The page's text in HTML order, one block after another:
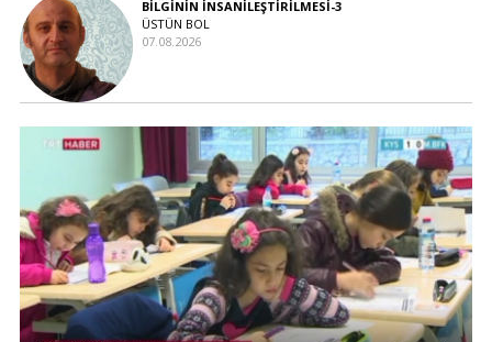
BİLGİNİN İNSANİLEŞTİRİLMESİ-3
ÜSTÜN BOL
07.08.2026